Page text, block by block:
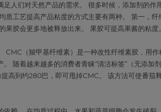
人们对天然产品的需求。 很多时候，添加剂的作
质工艺提高产品粘度的方式主要有两种。 第一，
果胶会更多地被释放出来。 果胶可提高果酱的粘度。
CMC（羧甲基纤维素）是一种改性纤维素胶，用
随着越来越多的消费者青睐“清洁标签”（无添加
高到约280巴，即可甩掉CMC。 该方法可使番茄